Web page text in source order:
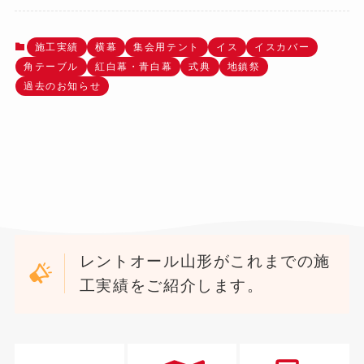
施工実績 横幕 集会用テント イス
イスカバー
角テーブル
紅白幕・青白幕 式典
地鎮祭
過去のお知らせ
レントオール山形がこれまでの施
工実績をご紹介します。